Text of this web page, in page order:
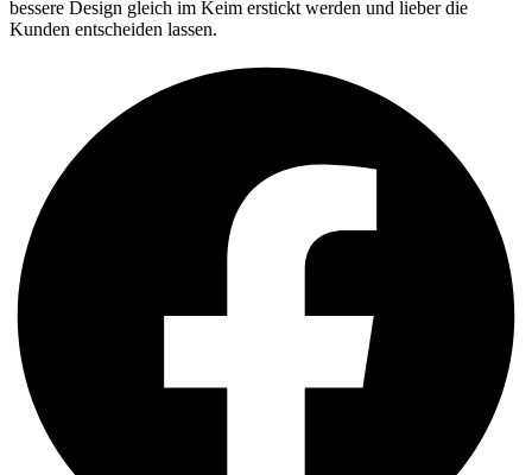
bessere Design gleich im Keim erstickt werden und lieber die
Kunden entscheiden lassen.